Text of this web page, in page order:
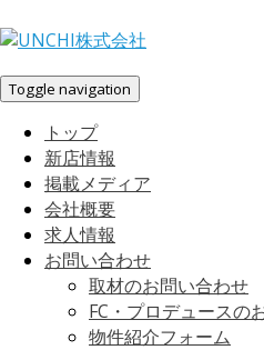
Toggle navigation
トップ
新店情報
掲載メディア
会社概要
求人情報
お問い合わせ
取材のお問い合わせ
FC・プロデュースの
物件紹介フォーム